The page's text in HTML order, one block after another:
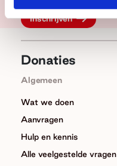
Donaties
Algemeen
Wat we doen
Aanvragen
Hulp en kennis
Alle veelgestelde vragen